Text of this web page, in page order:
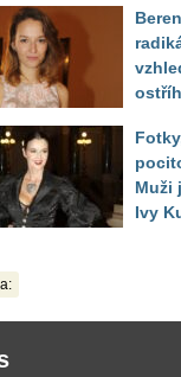
toho
Muži
Ivy